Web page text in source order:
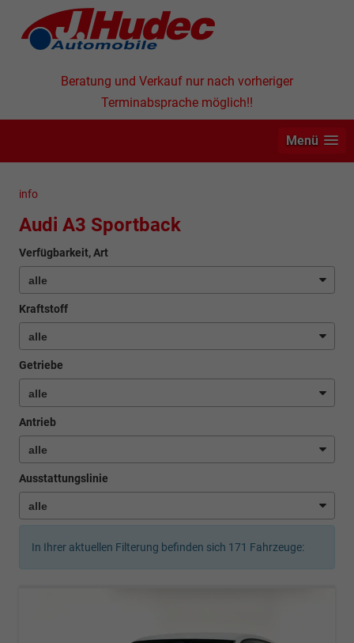
Beratung und Verkauf nur nach vorheriger
Terminabsprache möglich!!
Menü
info
Audi A3 Sportback
Verfügbarkeit, Art
Kraftstoff
Getriebe
Antrieb
Ausstattungslinie
In Ihrer aktuellen Filterung befinden sich 171 Fahrzeuge: